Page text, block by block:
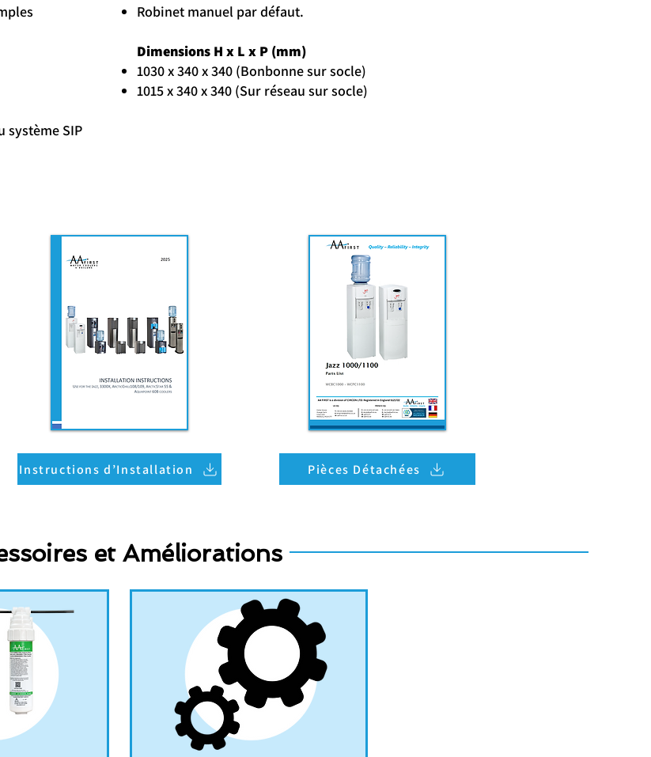
système SIP
Robinet manuel par défaut.
Dimensions H x L x P (mm)
1030 x 340 x 340 (Bonbonne sur socle)
1015 x 340 x 340 (Sur réseau sur socle)
Instructions d’Installation Pièces Détachées
et Améliorations